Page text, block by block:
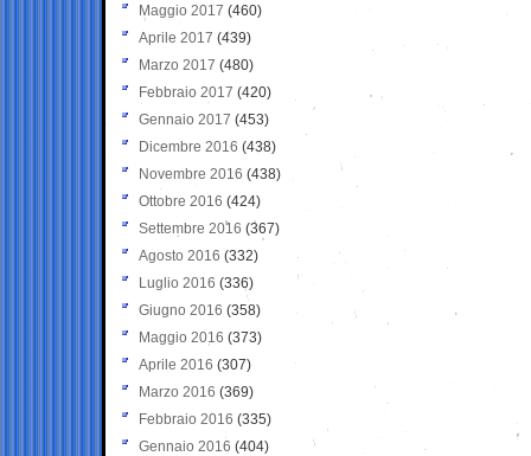
Maggio 2017 (460)
Aprile 2017 (439)
Marzo 2017 (480)
Febbraio 2017 (420)
Gennaio 2017 (453)
Dicembre 2016 (438)
Novembre 2016 (438)
Ottobre 2016 (424)
Settembre 2016 (367)
Agosto 2016 (332)
Luglio 2016 (336)
Giugno 2016 (358)
Maggio 2016 (373)
Aprile 2016 (307)
Marzo 2016 (369)
Febbraio 2016 (335)
Gennaio 2016 (404)